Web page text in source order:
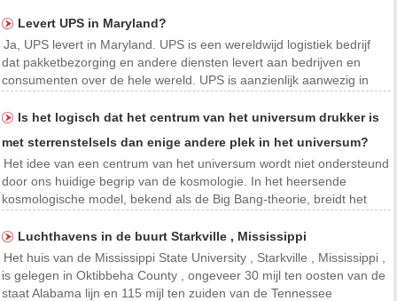
Levert UPS in Maryland?
Ja, UPS levert in Maryland. UPS is een wereldwijd logistiek bedrijf
dat pakketbezorging en andere diensten levert aan bedrijven en
consumenten over de hele wereld. UPS is aanzienlijk aanwezig in
hele staat. UPS biedt verschillende bezo
Is het logisch dat het centrum van het universum drukker is
met sterrenstelsels dan enige andere plek in het universum?
Het idee van een centrum van het universum wordt niet ondersteund
door ons huidige begrip van de kosmologie. In het heersende
kosmologische model, bekend als de Big Bang-theorie, breidt het
centraal punt van waaruit alles is ontstaan ​​
Luchthavens in de buurt Starkville , Mississippi
Het huis van de Mississippi State University , Starkville , Mississippi ,
is gelegen in Oktibbeha County , ongeveer 30 mijl ten oosten van de
staat Alabama lijn en 115 mijl ten zuiden van de Tennessee